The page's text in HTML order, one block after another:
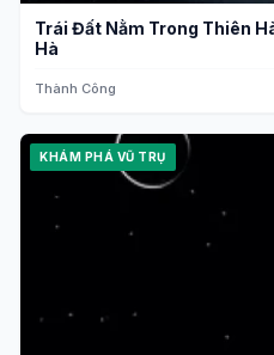
Trái Đất Nằm Trong Thiên
Hà
Thành Công
KHÁM PHÁ VŨ TRỤ